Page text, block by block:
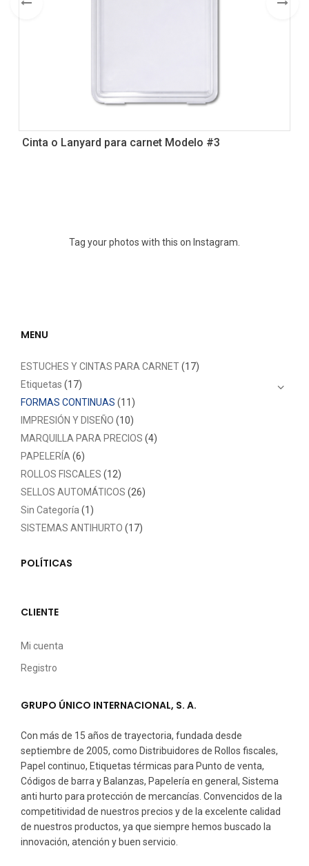
Cinta o Lanyard para carnet Modelo #3
Tag your photos with this on Instagram.
MENU
ESTUCHES Y CINTAS PARA CARNET(17)
Etiquetas (17)
FORMAS CONTINUAS (11)
IMPRESIÓN Y DISEÑO (10)
MARQUILLA PARA PRECIOS (4)
PAPELERÍA(6)
ROLLOS FISCALES (12)
SELLOS AUTOMÁTICOS (26)
Sin Categoría(1)
SISTEMAS ANTIHURTO (17)
POLÍTICAS
CLIENTE
Mi cuenta
Registro
GRUPO ÚNICO INTERNACIONAL, S. A.
Con más de 15 años de trayectoria, fundada desde
septiembre de 2005, como Distribuidores de Rollos fiscales,
Papel continuo, Etiquetas térmicas para Punto de venta,
Códigos de barra y Balanzas, Papelería en general, Sistema
anti hurto para protección de mercancías. Convencidos de la
competitividad de nuestros precios y de la excelente calidad
de nuestros productos, ya que siempre hemos buscado la
innovación, atención y buen servicio.